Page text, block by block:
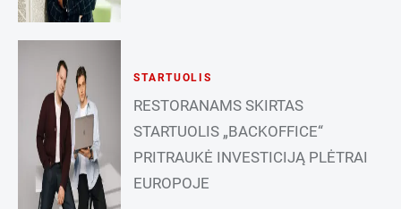
STARTUOLIS
RESTORANAMS SKIRTAS
STARTUOLIS „BACKOFFICE“
PRITRAUKĖ INVESTICIJĄ PLĖTRAI
EUROPOJE